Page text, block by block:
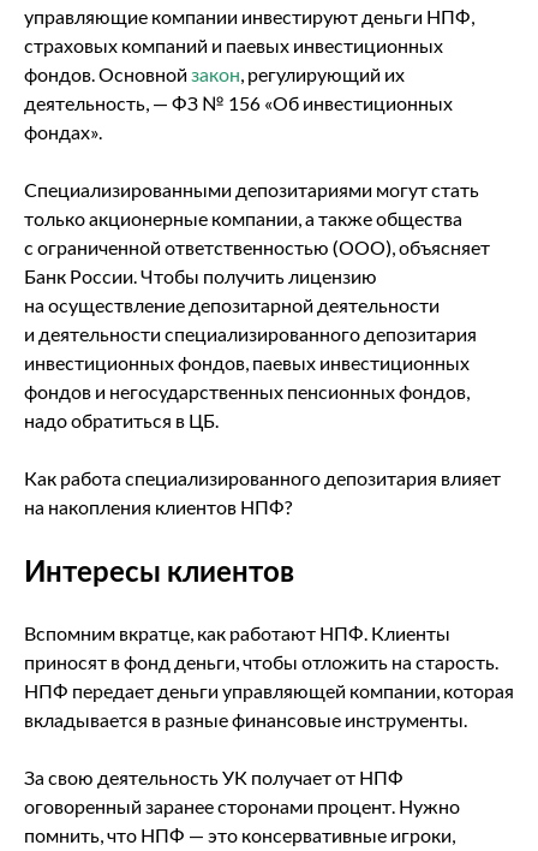
управляющие компании инвестируют деньги НПФ,
страховых компаний и паевых инвестиционных
фондов. Основной закон, регулирующий их
деятельность, — ФЗ № 156 «Об инвестиционных
фондах».
Специализированными депозитариями могут стать
только акционерные компании, а также общества
с ограниченной ответственностью (ООО), объясняет
Банк России. Чтобы получить лицензию
на осуществление депозитарной деятельности
и деятельности специализированного депозитария
инвестиционных фондов, паевых инвестиционных
фондов и негосударственных пенсионных фондов,
надо обратиться в ЦБ.
Как работа специализированного депозитария влияет
на накопления клиентов НПФ?
Интересы клиентов
Вспомним вкратце, как работают НПФ. Клиенты
приносят в фонд деньги, чтобы отложить на старость.
НПФ передает деньги управляющей компании, которая
вкладывается в разные финансовые инструменты.
За свою деятельность УК получает от НПФ
оговоренный заранее сторонами процент. Нужно
помнить, что НПФ — это консервативные игроки,